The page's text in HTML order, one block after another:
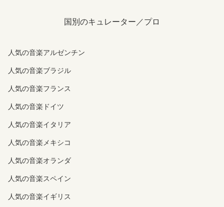
国別のキュレーター／プロ
人気の音楽アルゼンチン
人気の音楽ブラジル
人気の音楽フランス
人気の音楽ドイツ
人気の音楽イタリア
人気の音楽メキシコ
人気の音楽オランダ
人気の音楽スペイン
人気の音楽イギリス